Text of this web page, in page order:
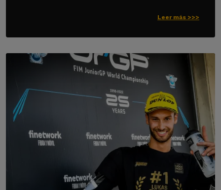
Leer más >>>